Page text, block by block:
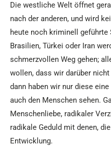
Die westliche Welt öffnet
nach der anderen, und wird
heute noch kriminell geführte
Brasilien, Türkei oder Iran
schmerzvollen Weg gehen;
wollen, dass wir darüber
dann haben wir nur diese
auch den Menschen sehen.
Menschenliebe, radikaler
radikale Geduld mit denen,
Entwicklung.